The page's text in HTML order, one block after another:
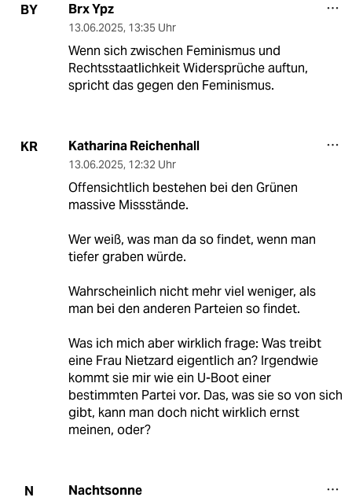
BY Brx Ypz
13.06.2025, 13:35 Uhr
Wenn sich zwischen Feminismus und
Rechtsstaatlichkeit Widersprüche auftun,
spricht das gegen den Feminismus.
KR Katharina Reichenhall
13.06.2025, 12:32 Uhr
Offensichtlich bestehen bei den Grünen
massive Missstände.
Wer weiß, was man da so findet, wenn man
tiefer graben würde.
Wahrscheinlich nicht mehr viel weniger, als
man bei den anderen Parteien so findet.
Was ich mich aber wirklich frage: Was treibt
eine Frau Nietzard eigentlich an? Irgendwie
kommt sie mir wie ein U-Boot einer
bestimmten Partei vor. Das, was sie so von sich
gibt, kann man doch nicht wirklich ernst
meinen, oder?
N Nachtsonne